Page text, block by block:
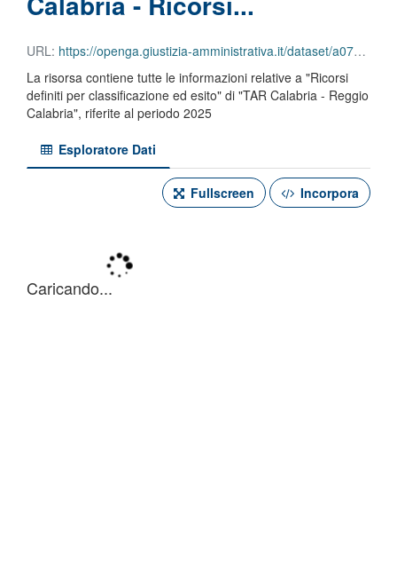
URL: https://openga.giustizia-amministrativa.it/dataset/a07c3927-db1d-4f85-9695-26cb0665af4e/resource/e1029141-9943-4965-b86d-563f243a79ed/download/tar-calabria-reggio-calabria-ricorsi-definiti-per-classificazione-ed-esito-2025.csv
La risorsa contiene tutte le informazioni relative a "Ricorsi
definiti per classificazione ed esito" di "TAR Calabria - Reggio
Calabria", riferite al periodo 2025
Esploratore Dati
Fullscreen Incorpora